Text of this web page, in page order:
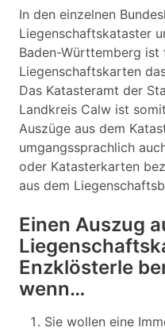
In den einzelnen
Liegenschaftskataster
Baden-Württemberg
Liegenschaftskarten
Das Katasteramt der
Landkreis Calw ist
Auszüge aus dem
umgangssprachlich
oder Katasterkarten
aus dem
Einen Auszug
Enzklösterle
wenn…
Sie wollen eine